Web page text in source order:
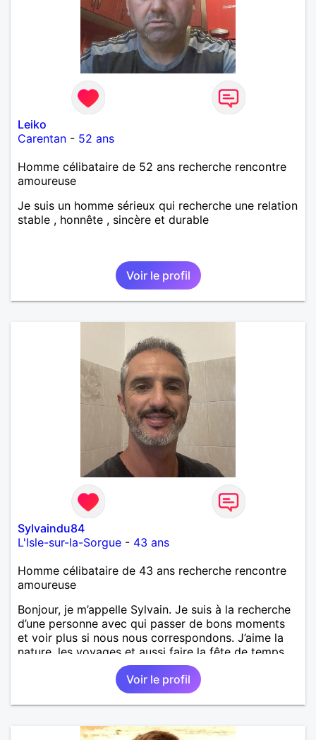
Leiko
Carentan - 52 ans
Homme célibataire de 52 ans recherche rencontre
amoureuse
Je suis un homme sérieux qui recherche une relation
stable , honnête , sincère et durable
Voir le profil
Sylvaindu84
L'Isle-sur-la-Sorgue - 43 ans
Homme célibataire de 43 ans recherche rencontre
amoureuse
Bonjour, je m’appelle Sylvain. Je suis à la recherche
d’une personne avec qui passer de bons moments
et voir plus si nous nous correspondons. J’aime la
nature, les voyages et aussi faire la fête de temps
en temps ;-)Je suis papa d’un petit garçon de 7 ans
dont je m’occupe en garde alternée. J’aime à peu
près tous les styles de musique. (Oui je suis pas
trop fan de Jul). Je fais du sport pour garder la
pense en tout cas 😂)
Voir le profil